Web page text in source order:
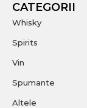
CATEGORII
Whisky
Spirits
Vin
Spumante
Altele